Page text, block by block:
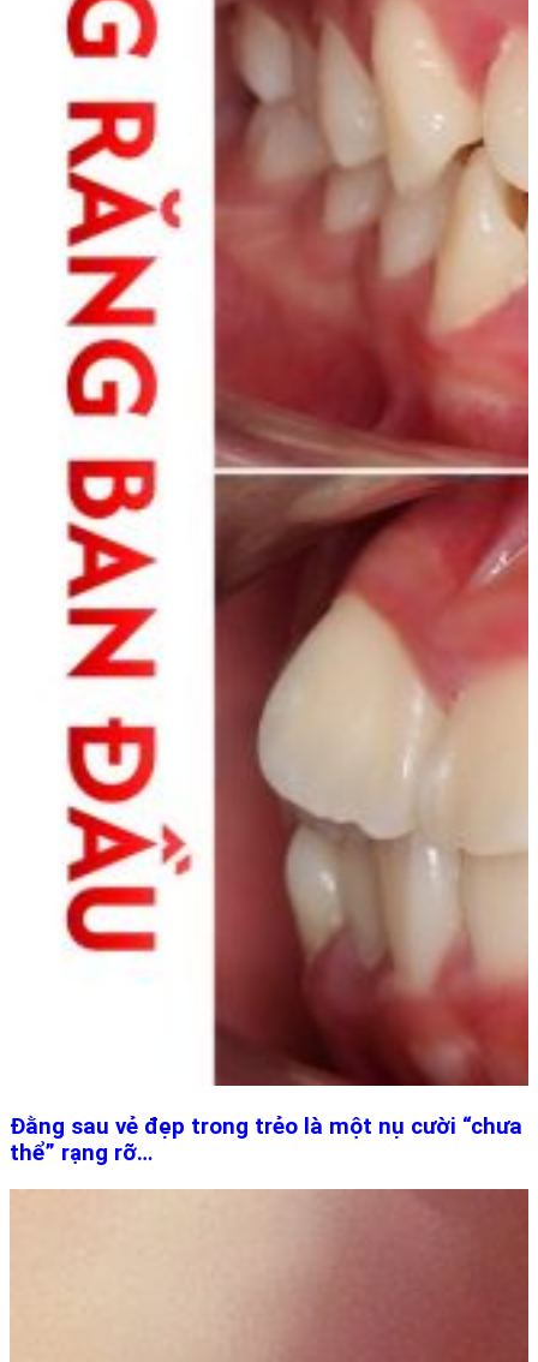
Đằng sau vẻ đẹp trong trẻo là một nụ cười “chưa
thể” rạng rỡ…